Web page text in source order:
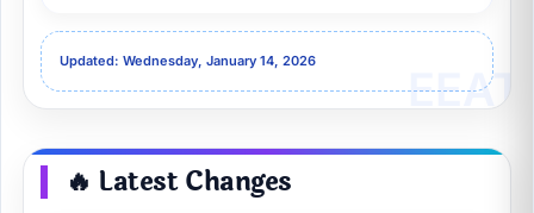
Updated: Wednesday, January 14, 2026
🔥 Latest Changes